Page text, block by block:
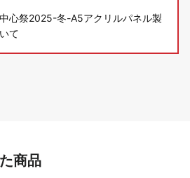
中心祭2025-冬-A5アクリルパネル製
て
商品